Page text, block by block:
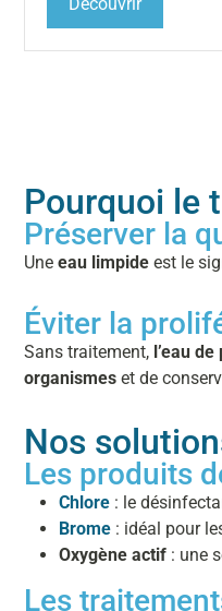
Pourquoi le
Préserver la
Une eau limpide est le
Éviter la
Sans traitement, l’eau
organismes et de
Nos
Les produits
Chlore : le
Brome : idéal pour
Oxygène actif : une
Les